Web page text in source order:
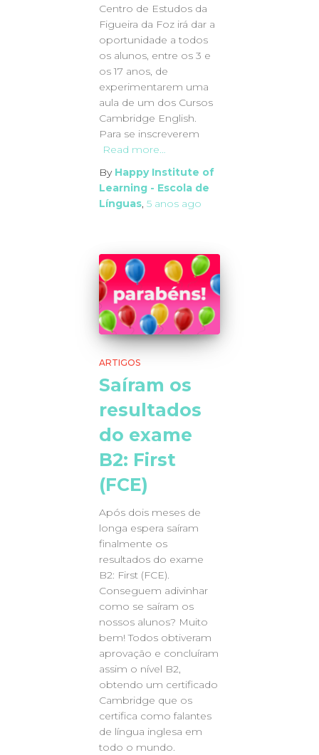
Centro de Estudos da
Figueira da Foz irá dar a
oportunidade a todos
os alunos, entre os 3 e
os 17 anos, de
experimentarem uma
aula de um dos Cursos
Cambridge English.
Para se inscreverem
Read more…
By Happy Institute of
Learning - Escola de
Línguas, 5 anos ago
ARTIGOS
Saíram os
resultados
do exame
B2: First
(FCE)
Após dois meses de
longa espera saíram
finalmente os
resultados do exame
B2: First (FCE).
Conseguem adivinhar
como se saíram os
nossos alunos? Muito
bem! Todos obtiveram
aprovação e concluíram
assim o nível B2,
obtendo um certificado
Cambridge que os
certifica como falantes
de língua inglesa em
todo o mundo.